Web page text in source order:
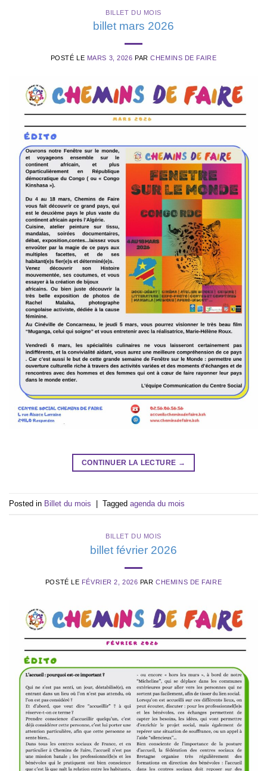
BILLET DU MOIS
billet mars 2026
POSTÉ LE MARS 3, 2026 PARCHEMINS DE FAIRE
CONTINUER LA LECTURE →
Posted in Billet du mois | Tagged agenda du mois
BILLET DU MOIS
billet février 2026
POSTÉ LE FÉVRIER 2, 2026 PARCHEMINS DE FAIRE